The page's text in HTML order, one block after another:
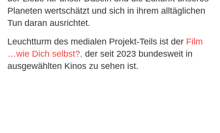
Planeten wertschätzt und sich in ihrem alltäglichen
Tun daran ausrichtet.
Leuchtturm des medialen Projekt-Teils ist der Film
…wie Dich selbst?, der seit 2023 bundesweit in
ausgewählten Kinos zu sehen ist.